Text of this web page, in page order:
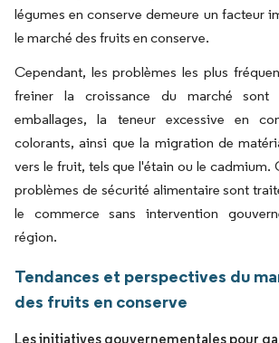
légumes en conserve demeure un facteur
le marché des fruits en conserve.
Cependant, les problèmes les plus
freiner la croissance du marché sont
emballages, la teneur excessive en
colorants, ainsi que la migration de
vers le fruit, tels que l'étain ou le cadmium.
problèmes de sécurité alimentaire sont
le commerce sans intervention
région.
Tendances et perspectives du
des fruits en conserve
Les initiatives gouvernementales pour